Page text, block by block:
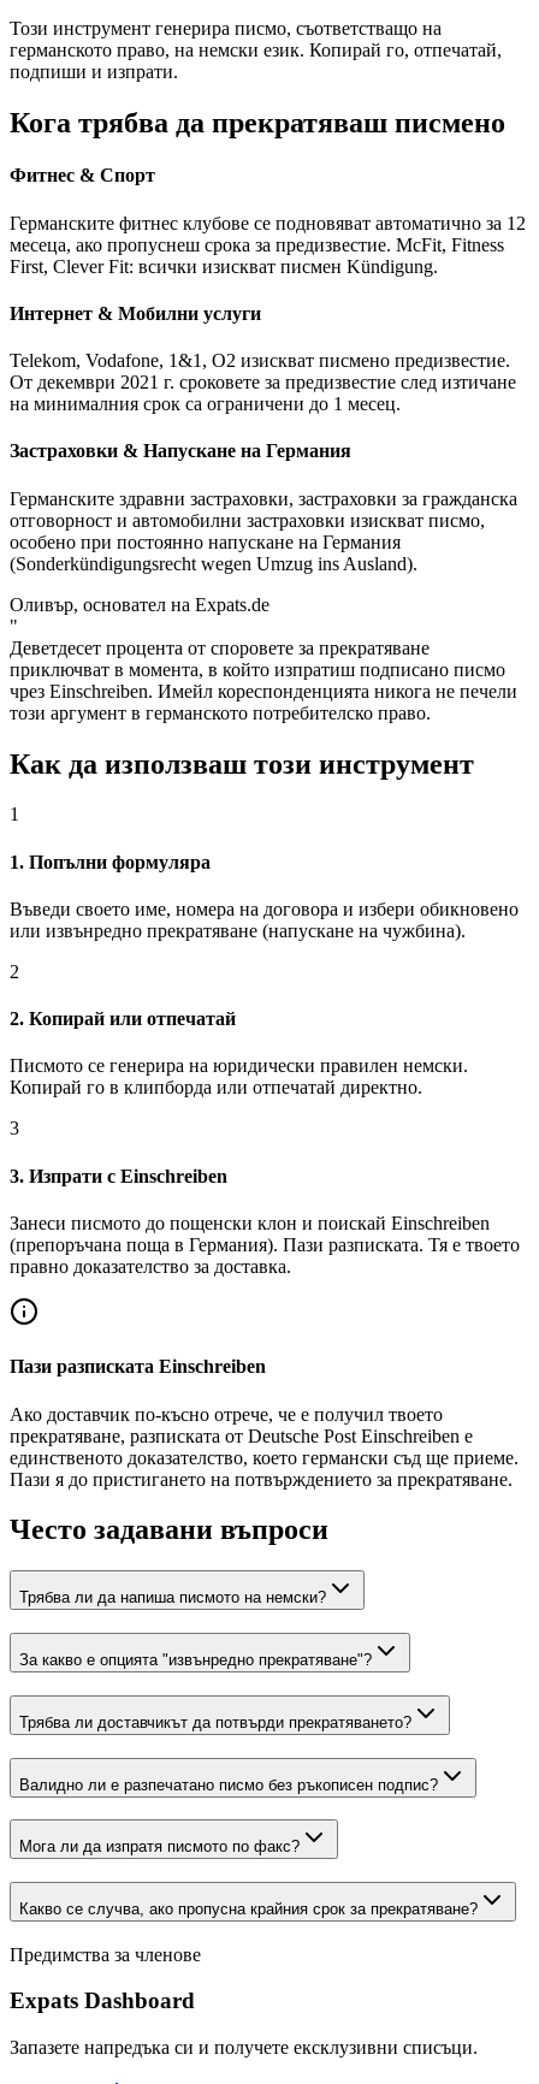
Този инструмент генерира писмо, съответстващо на
германското право, на немски език. Копирай го, отпечатай,
подпиши и изпрати.
Кога трябва да прекратяваш писмено
Фитнес & Спорт
Германските фитнес клубове се подновяват автоматично за 12
месеца, ако пропуснеш срока за предизвестие. McFit, Fitness
First, Clever Fit: всички изискват писмен Kündigung.
Интернет & Мобилни услуги
Telekom, Vodafone, 1&1, O2 изискват писмено предизвестие.
От декември 2021 г. сроковете за предизвестие след изтичане
на минималния срок са ограничени до 1 месец.
Застраховки & Напускане на Германия
Германските здравни застраховки, застраховки за гражданска
отговорност и автомобилни застраховки изискват писмо,
особено при постоянно напускане на Германия
(Sonderkündigungsrecht wegen Umzug ins Ausland).
Оливър, основател на Expats.de
"
Деветдесет процента от споровете за прекратяване
приключват в момента, в който изпратиш подписано писмо
чрез Einschreiben. Имейл кореспонденцията никога не печели
този аргумент в германското потребителско право.
Как да използваш този инструмент
1
1. Попълни формуляра
Въведи своето име, номера на договора и избери обикновено
или извънредно прекратяване (напускане на чужбина).
2
2. Копирай или отпечатай
Писмото се генерира на юридически правилен немски.
Копирай го в клипборда или отпечатай директно.
3
3. Изпрати с Einschreiben
Занеси писмото до пощенски клон и поискай Einschreiben
(препоръчана поща в Германия). Пази разписката. Тя е твоето
правно доказателство за доставка.
Пази разписката Einschreiben
Ако доставчик по-късно отрече, че е получил твоето
прекратяване, разписката от Deutsche Post Einschreiben е
единственото доказателство, което германски съд ще приеме.
Пази я до пристигането на потвърждението за прекратяване.
Често задавани въпроси
Трябва ли да напиша писмото на немски?
За какво е опцията "извънредно прекратяване"?
Трябва ли доставчикът да потвърди прекратяването?
Валидно ли е разпечатано писмо без ръкописен подпис?
Мога ли да изпратя писмото по факс?
Какво се случва, ако пропусна крайния срок за прекратяване?
Предимства за членове
Expats Dashboard
Запазете напредъка си и получете ексклузивни списъци.